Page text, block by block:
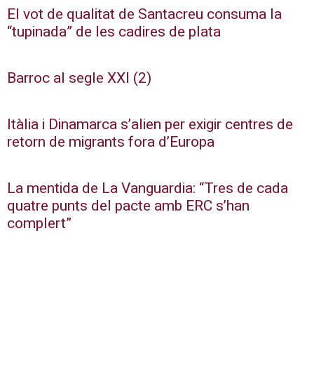
El vot de qualitat de Santacreu consuma la
“tupinada” de les cadires de plata
Barroc al segle XXI (2)
Itàlia i Dinamarca s’alien per exigir centres de
retorn de migrants fora d’Europa
La mentida de La Vanguardia: “Tres de cada
quatre punts del pacte amb ERC s’han
complert”